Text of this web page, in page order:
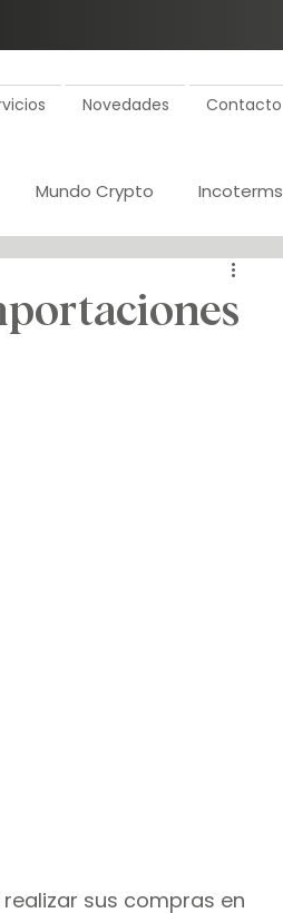
Novedades Contacto
Mundo Crypto Incoterms
sus compras en